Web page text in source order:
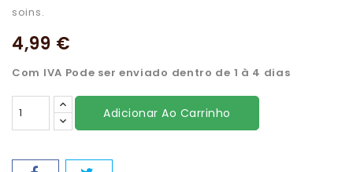
soins.
4,99 €
Com IVA Pode ser enviado dentro de 1 à 4 dias
Adicionar Ao Carrinho